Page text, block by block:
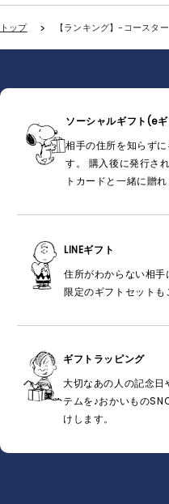
トップ 【ランキング】-コースター
ソーシャルギフト(e
相手の住所を知らず
す。 購入後に発行さ
トカードと一緒に贈
LINEギフト
住所がわからない相手
限定のギフトセットも
ギフトラッピング
大切なあの人の記念日
テムを♪おかいもの
けします。